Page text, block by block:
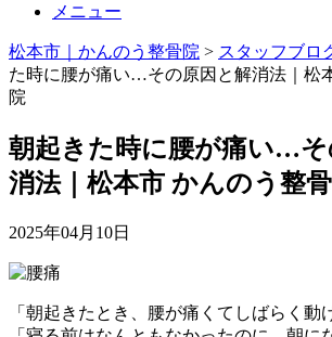
メニュー
松本市｜かんのう整骨院 > スタッフブロ
た時に腰が痛い…その原因と解消法｜松
院
朝起きた時に腰が痛い…そ
消法｜松本市 かんのう整
2025年04月10日
「朝起きたとき、腰が痛くてしばらく動